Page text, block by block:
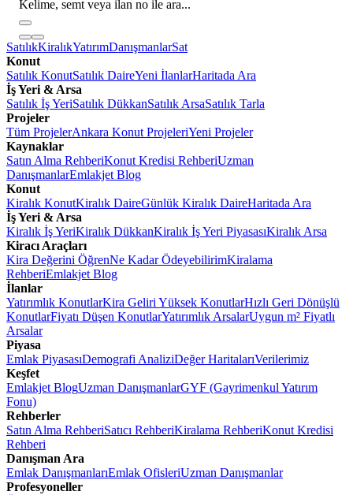
Kelime, semt veya ilan no ile ara...
SatılıkKiralıkYatırımDanışmanlarSat
Konut
Satılık KonutSatılık DaireYeni İlanlarHaritada Ara
İş Yeri & Arsa
Satılık İş YeriSatılık DükkanSatılık ArsaSatılık Tarla
Projeler
Tüm ProjelerAnkara Konut ProjeleriYeni Projeler
Kaynaklar
Satın Alma RehberiKonut Kredisi RehberiUzman
DanışmanlarEmlakjet Blog
Konut
Kiralık KonutKiralık DaireGünlük Kiralık DaireHaritada Ara
İş Yeri & Arsa
Kiralık İş YeriKiralık DükkanKiralık İş Yeri PiyasasıKiralık Arsa
Kiracı Araçları
Kira Değerini ÖğrenNe Kadar ÖdeyebilirimKiralama
RehberiEmlakjet Blog
İlanlar
Yatırımlık KonutlarKira Geliri Yüksek KonutlarHızlı Geri Dönüşlü
KonutlarFiyatı Düşen KonutlarYatırımlık ArsalarUygun m² Fiyatlı
Arsalar
Piyasa
Emlak PiyasasıDemografi AnaliziDeğer HaritalarıVerilerimiz
Keşfet
Emlakjet BlogUzman DanışmanlarGYF (Gayrimenkul Yatırım
Fonu)
Rehberler
Satın Alma RehberiSatıcı RehberiKiralama RehberiKonut Kredisi
Rehberi
Danışman Ara
Emlak DanışmanlarıEmlak OfisleriUzman Danışmanlar
Profesyoneller